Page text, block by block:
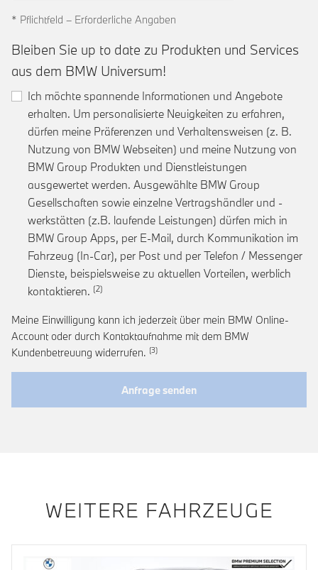
* Pflichtfeld – Erforderliche Angaben
Bleiben Sie up to date zu Produkten und Services
aus dem BMW Universum!
Ich möchte spannende Informationen und Angebote
erhalten. Um personalisierte Neuigkeiten zu erfahren,
dürfen meine Präferenzen und Verhaltensweisen (z. B.
Nutzung von BMW Webseiten) und meine Nutzung von
BMW Group Produkten und Dienstleistungen
ausgewertet werden. Ausgewählte BMW Group
Gesellschaften sowie einzelne Vertragshändler und -
werkstätten (z.B. laufende Leistungen) dürfen mich in
BMW Group Apps, per E-Mail, durch Kommunikation im
Fahrzeug (In-Car), per Post und per Telefon / Messenger
Dienste, beispielsweise zu aktuellen Vorteilen, werblich
kontaktieren. Link zur Fußnote: Einwilligung zur
Meine Einwilligung kann ich jederzeit über mein BMW Online-
Account oder durch Kontaktaufnahme mit dem BMW
Kundenbetreuung widerrufen. Link zur Fußnote: Widerruf der
Anfrage senden
WEITERE FAHRZEUGE